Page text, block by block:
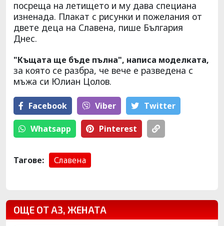
посреща на летището и му дава специана
изненада. Плакат с рисунки и пожелания от
двете деца на Славена, пише България
Днес.
"Къщата ще бъде пълна", написа моделката,
за която се разбра, че вече е разведена с
мъжа си Юлиан Цолов.
Facebook Viber Тwitter
Whatsapp Pinterest
Тагове: Славена
ОЩЕ ОТ АЗ, ЖЕНАТА